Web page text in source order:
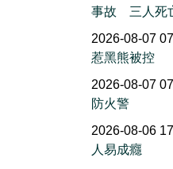
事故 三人死
2026-08-07
惹黑熊被控
2026-08-07
防火警
2026-08-06
人易成癮